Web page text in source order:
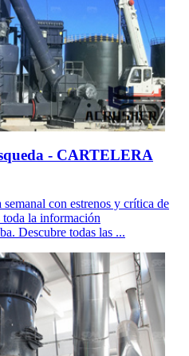
- CARTELERA
con estrenos y crítica de
toda la información
Descubre todas las ...